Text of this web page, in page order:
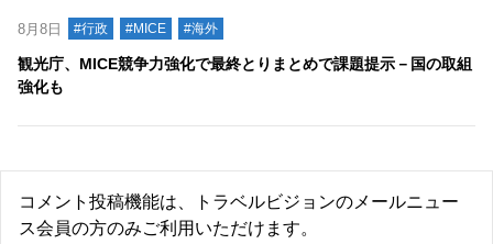
8月8日 #行政 #MICE #海外
観光庁、MICE競争力強化で最終とりまとめで課題提示－国の取組
強化も
コメント投稿機能は、トラベルビジョンのメールニュー
ス会員の方のみご利用いただけます。